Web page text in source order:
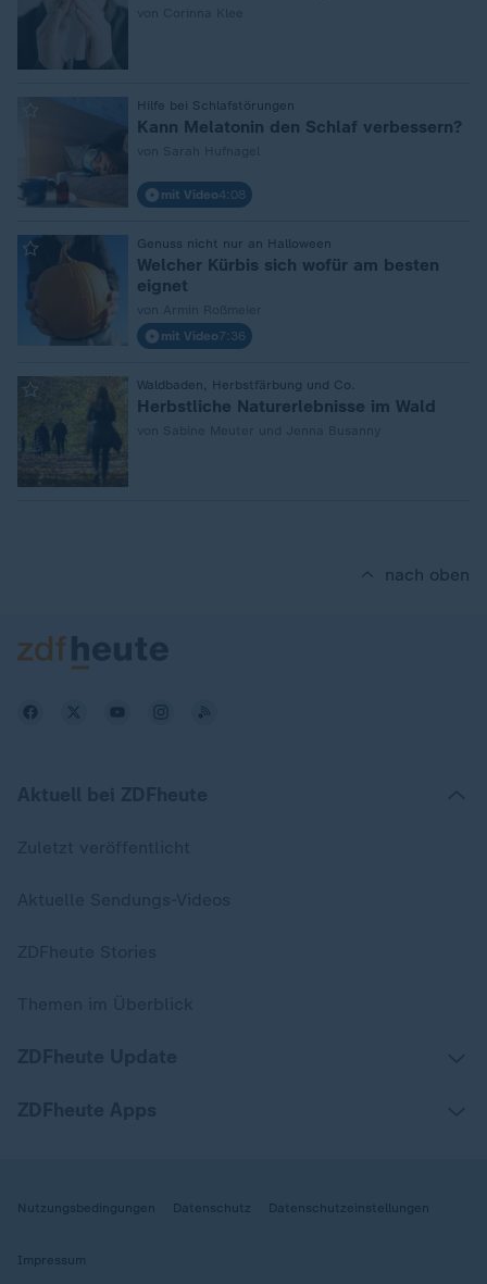
Hilfe bei Schlafstörungen
Kann Melatonin den Schlaf verbessern?
mit Video4:08
Genuss nicht nur an Halloween
Welcher Kürbis sich wofür am besten
eignet
mit Video7:36
Waldbaden, Herbstfärbung und Co.
Herbstliche Naturerlebnisse im Wald
nach oben
Nutzungsbedingungen Datenschutz Datenschutzeinstellungen
Impressum